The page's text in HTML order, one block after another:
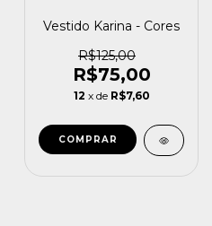
Vestido Karina - Cores
R$125,00
R$75,00
12 x de R$7,60
COMPRAR